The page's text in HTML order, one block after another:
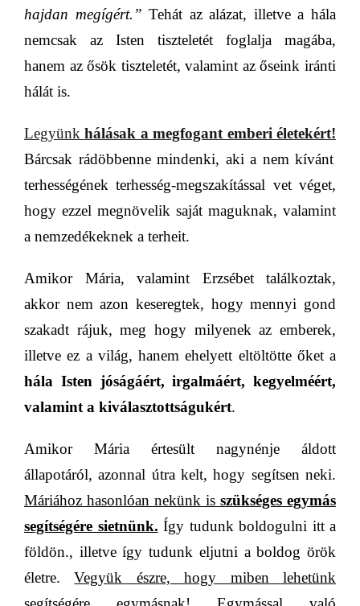
hajdan megígért.” Tehát az alázat, illetve a hála
nemcsak az Isten tiszteletét foglalja magába,
hanem az ősök tiszteletét, valamint az őseink iránti
hálát is.
Legyünkhálásak a megfogant emberi életekért!
Bárcsak rádöbbenne mindenki, aki a nem kívánt
terhességének terhesség-megszakítással vet véget,
hogy ezzel megnövelik saját maguknak, valamint
a nemzedékeknek a terheit.
Amikor Mária, valamint Erzsébet találkoztak,
akkor nem azon keseregtek, hogy mennyi gond
szakadt rájuk, meg hogy milyenek az emberek,
illetve ez a világ, hanem ehelyett eltöltötte őket a
hála Isten jóságáért, irgalmáért, kegyelméért,
valamint a kiválasztottságukért.
Amikor Mária értesült nagynénje áldott
állapotáról, azonnal útra kelt, hogy segítsen neki.
Máriához hasonlóan nekünk is szükséges egymás
segítségére sietnünk. Így tudunk boldogulni itt a
földön., illetve így tudunk eljutni a boldog örök
életre.Vegyük észre, hogy miben lehetünk